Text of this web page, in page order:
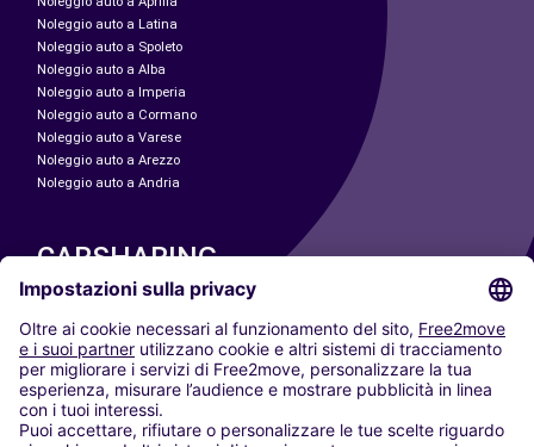
Noleggio auto a Latina
Noleggio auto a Spoleto
Noleggio auto a Alba
Noleggio auto a Imperia
Noleggio auto a Cormano
Noleggio auto a Varese
Noleggio auto a Arezzo
Noleggio auto a Andria
CARSHARING
LE NOSTRE CITTÀ
Paris
Madrid
Washington DC
Milano
Roma
Torino